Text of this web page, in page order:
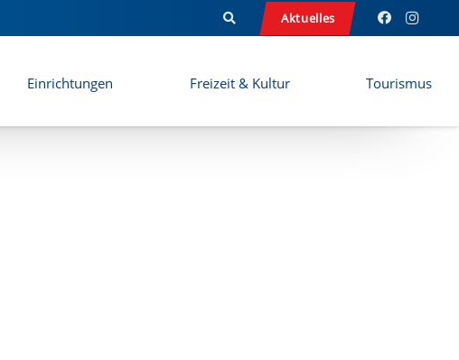
Aktuelles
Einrichtungen Freizeit & Kultur Tourismus